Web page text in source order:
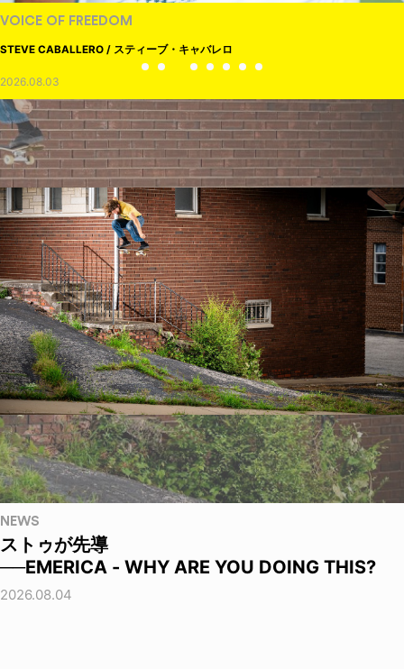
VOICE OF FREEDOM
STEVE CABALLERO / スティーブ・キャバレロ
2026.08.03
NEWS
ストゥが先導
──EMERICA - WHY ARE YOU DOING THIS?
2026.08.04